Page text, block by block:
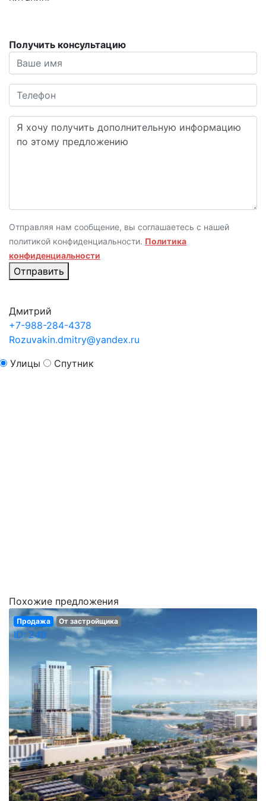
Получить консультацию
Отправляя нам сообщение, вы соглашаетесь с нашей
политикой конфиденциальности. Политика
конфиденциальности
Отправить
Дмитрий
+7-988-284-4378
Rozuvakin.dmitry@yandex.ru
Улицы
Спутник
Похожие предложения
Продажа От застройщика
ID: 249